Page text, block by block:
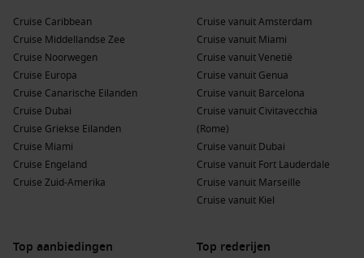
Cocoa Beach– Een van de bekendste stranden in de buurt,
populair om te relaxen en (voor beginners) te surfen.
Kennedy Space Center (omgeving)– Een topuitstapje als
je interesse hebt in ruimtevaart, raketlanceringen en
interactieve tentoonstellingen.
– Perfect voor wie een paar dagen extra
Tip: als je maar kort de tijd hebt, kies dan één highlight
Cruise Caribbean
Cruise Middellandse Zee
Cruise Noorwegen
Cruise Europa
Cruise Canarische Eilanden
Cruise Dubai
Cruise Griekse Eilanden
Cruise Miami
Cruise Engeland
Cruise Zuid-Amerika
Cruise vanuit Amsterdam
Cruise vanuit Miami
Cruise vanuit Venetië
Cruise vanuit Genua
Cruise vanuit Barcelona
Cruise vanuit Civitavecchia
(Rome)
Cruise vanuit Dubai
Cruise vanuit Fort Lauderdale
Cruise vanuit Marseille
Cruise vanuit Kiel
Top aanbiedingen Top rederijen